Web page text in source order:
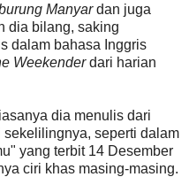
Manyardan juga
dia bilang, saking
dalam bahasa Inggris
Weekenderdari harian
dia menulis dari
seperti dalam
yang terbit 14 Desember
ciri khas masing-masing.